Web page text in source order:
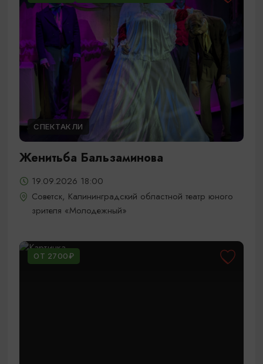
СПЕКТАКЛИ
Женитьба Бальзаминова
19.09.2026 18:00
Советск, Калининградский областной театр юного
зрителя «Молодежный»
ОТ 2700₽